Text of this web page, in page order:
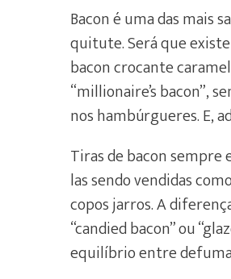
Bacon é uma das mais
quitute. Será que
bacon crocante
“millionaire’s bacon”,
nos hambúrgueres. E,
Tiras de bacon
las sendo vendidas
copos jarros. A
“candied bacon” ou
equilíbrio entre